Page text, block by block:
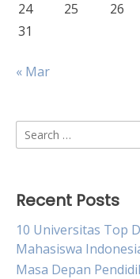
24 25 26
31
« Mar
Search
for:
Recent Posts
10 Universitas Top
Mahasiswa
Masa Depan